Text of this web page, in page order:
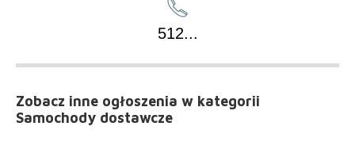
512...
Zobacz inne ogłoszenia w kategorii
Samochody dostawcze